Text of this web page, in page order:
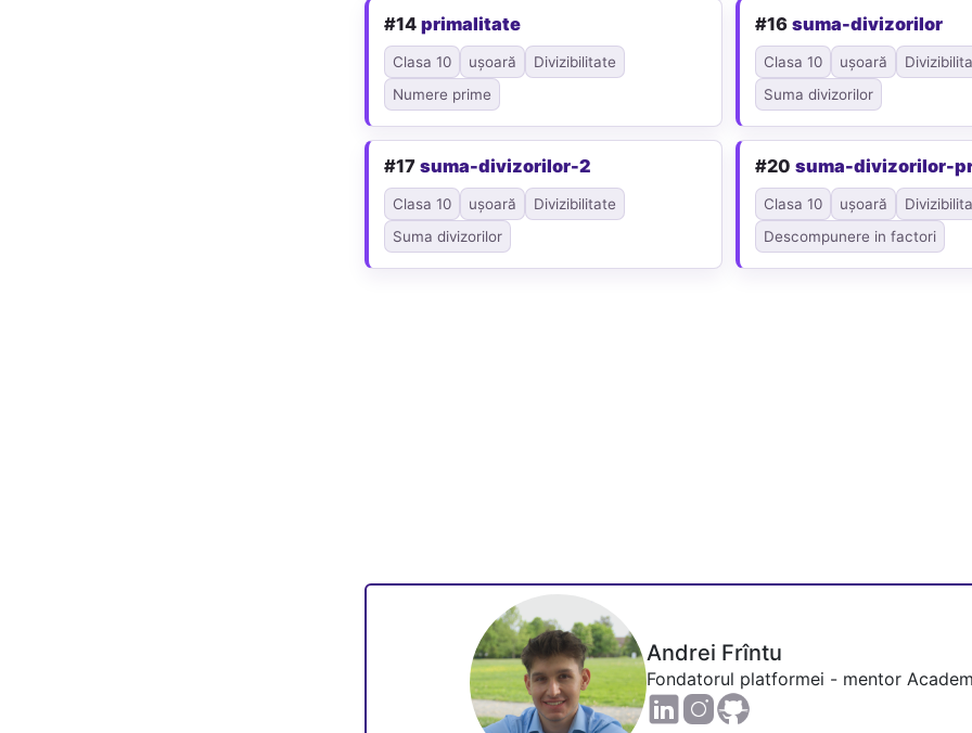
#14 primalitate
Clasa 10 ușoară
Divizibilitate
Numere prime
#16 suma-divizorilor
Clasa 10 ușoară
Suma divizorilor
#17 suma-divizorilor-2
Clasa 10 ușoară
Divizibilitate
Suma divizorilor
#20 suma-divizorilor-
Clasa 10 ușoară
Descompunere in factori
Andrei Frîntu
Fondatorul platformei - mentor